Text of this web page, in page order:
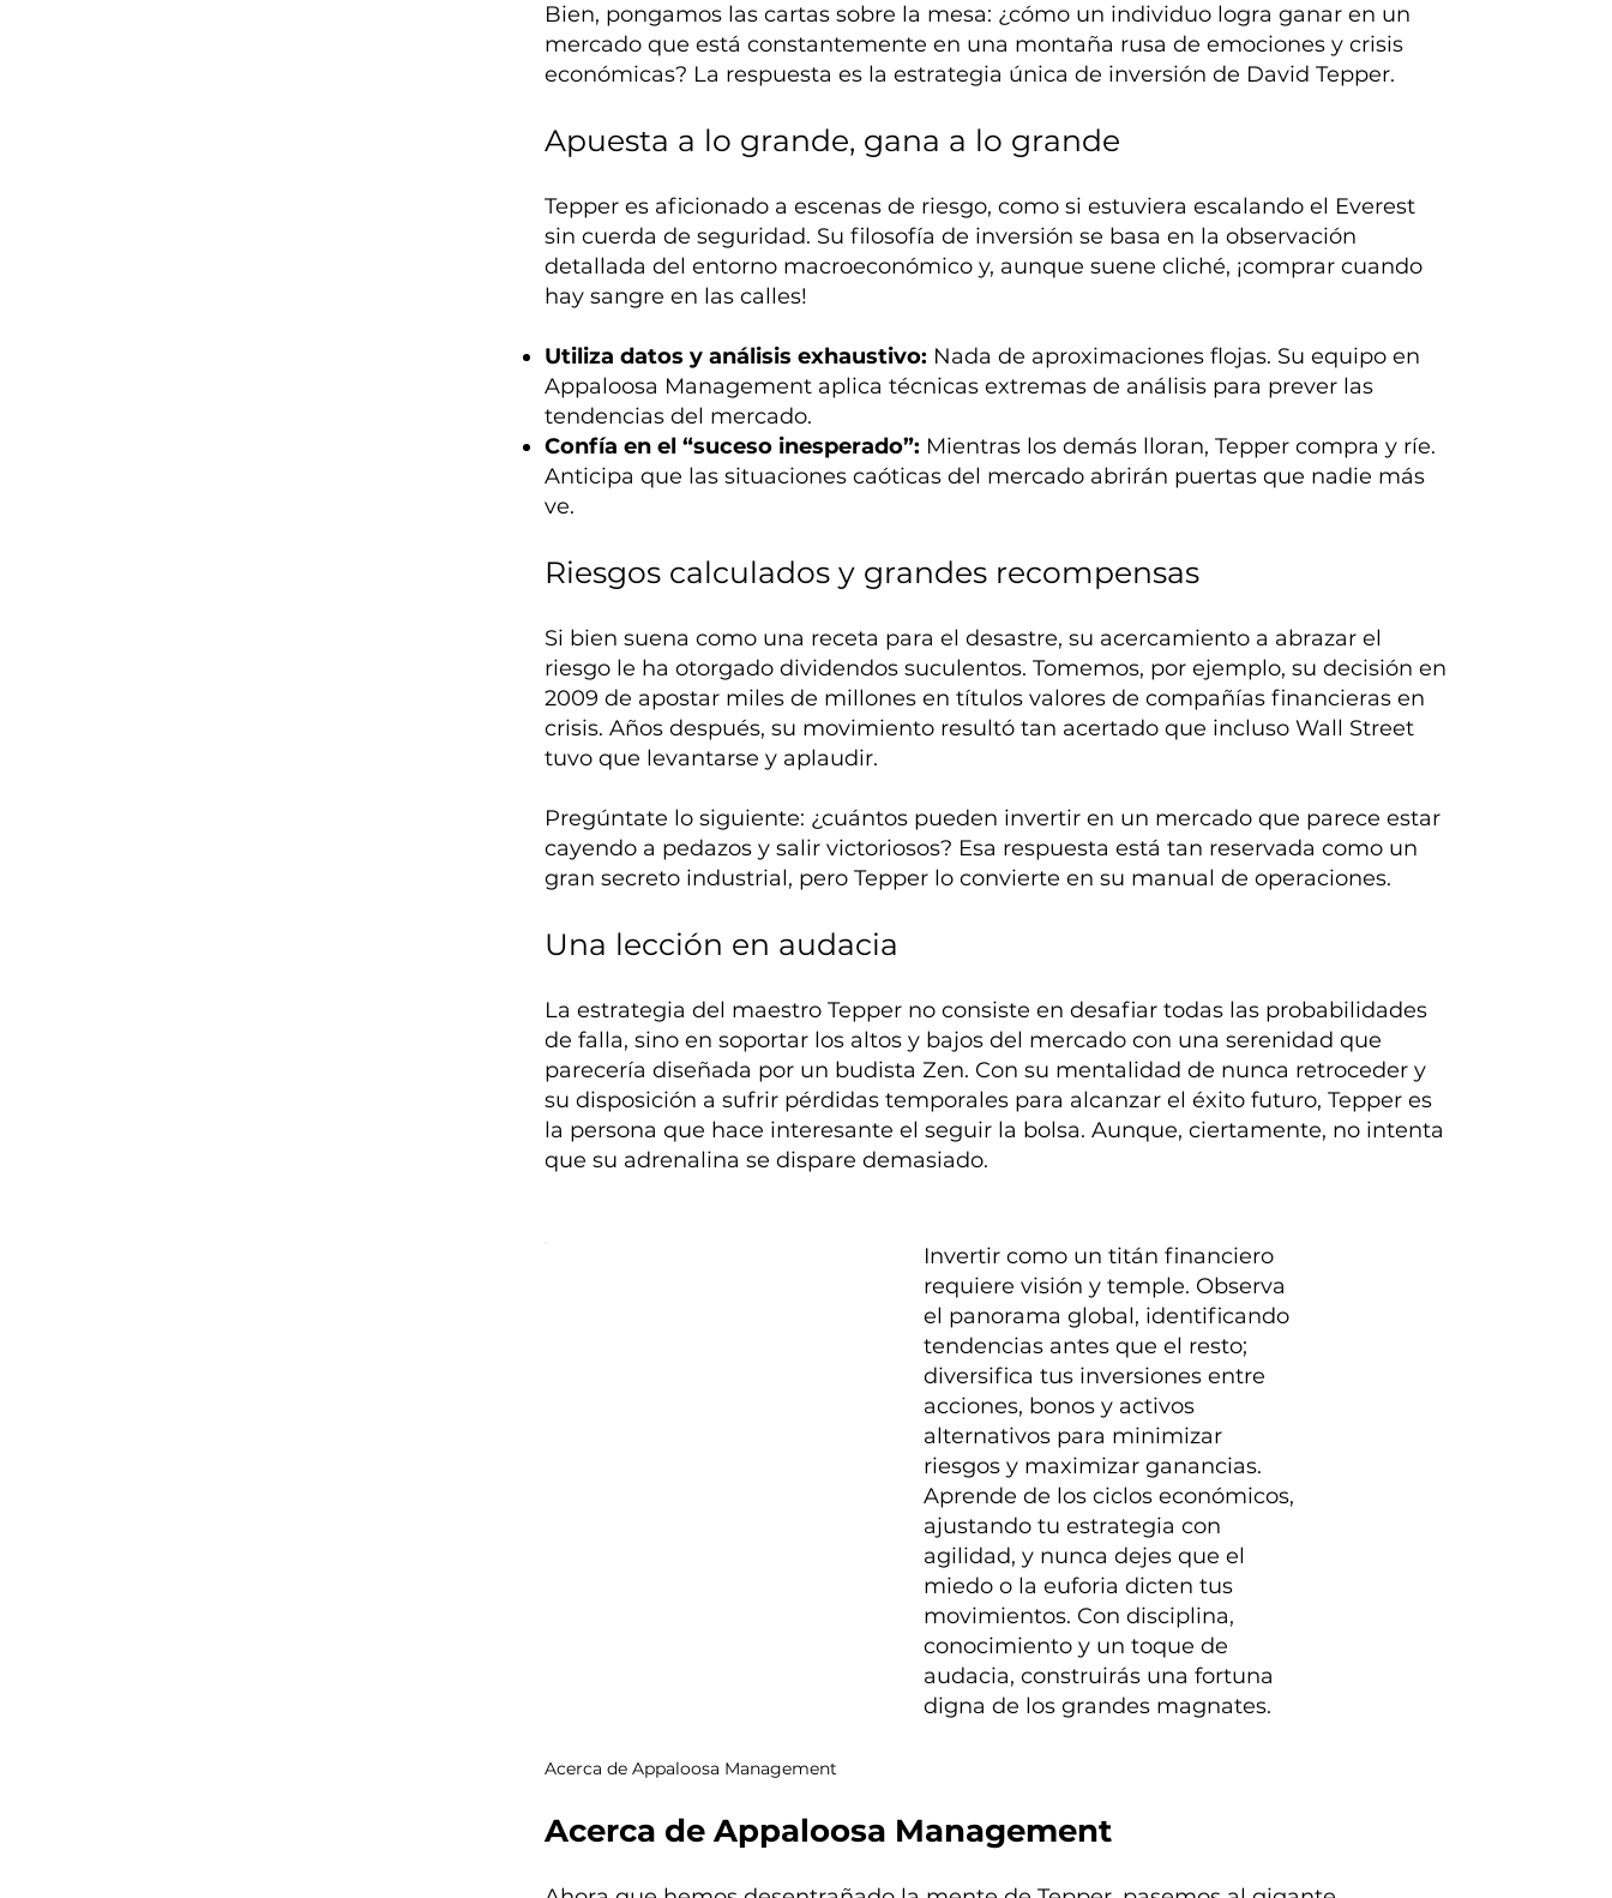
Acerca de Appaloosa Management
Acerca de Appaloosa Management
Invertir como un titán financiero
requiere visión y temple. Observa
el panorama global, identificando
tendencias antes que el resto;
diversifica tus inversiones entre
acciones, bonos y activos
alternativos para minimizar
riesgos y maximizar ganancias.
Aprende de los ciclos económicos,
ajustando tu estrategia con
agilidad, y nunca dejes que el
miedo o la euforia dicten tus
movimientos. Con disciplina,
conocimiento y un toque de
audacia, construirás una fortuna
digna de los grandes magnates.
Bien, pongamos las cartas sobre la mesa: ¿cómo un individuo logra ganar en un
mercado que está constantemente en una montaña rusa de emociones y crisis
económicas? La respuesta es la estrategia única de inversión de David Tepper.
Apuesta a lo grande, gana a lo grande
Tepper es aficionado a escenas de riesgo, como si estuviera escalando el Everest
sin cuerda de seguridad. Su filosofía de inversión se basa en la observación
detallada del entorno macroeconómico y, aunque suene cliché, ¡comprar cuando
hay sangre en las calles!
Utiliza datos y análisis exhaustivo: Nada de aproximaciones flojas. Su equipo en
Appaloosa Management aplica técnicas extremas de análisis para prever las
tendencias del mercado.
Confía en el “suceso inesperado”: Mientras los demás lloran, Tepper compra y ríe.
Anticipa que las situaciones caóticas del mercado abrirán puertas que nadie más
ve.
Riesgos calculados y grandes recompensas
Si bien suena como una receta para el desastre, su acercamiento a abrazar el
riesgo le ha otorgado dividendos suculentos. Tomemos, por ejemplo, su decisión en
2009 de apostar miles de millones en títulos valores de compañías financieras en
crisis. Años después, su movimiento resultó tan acertado que incluso Wall Street
tuvo que levantarse y aplaudir.
Pregúntate lo siguiente: ¿cuántos pueden invertir en un mercado que parece estar
cayendo a pedazos y salir victoriosos? Esa respuesta está tan reservada como un
gran secreto industrial, pero Tepper lo convierte en su manual de operaciones.
Una lección en audacia
La estrategia del maestro Tepper no consiste en desafiar todas las probabilidades
de falla, sino en soportar los altos y bajos del mercado con una serenidad que
parecería diseñada por un budista Zen. Con su mentalidad de nunca retroceder y
su disposición a sufrir pérdidas temporales para alcanzar el éxito futuro, Tepper es
la persona que hace interesante el seguir la bolsa. Aunque, ciertamente, no intenta
que su adrenalina se dispare demasiado.